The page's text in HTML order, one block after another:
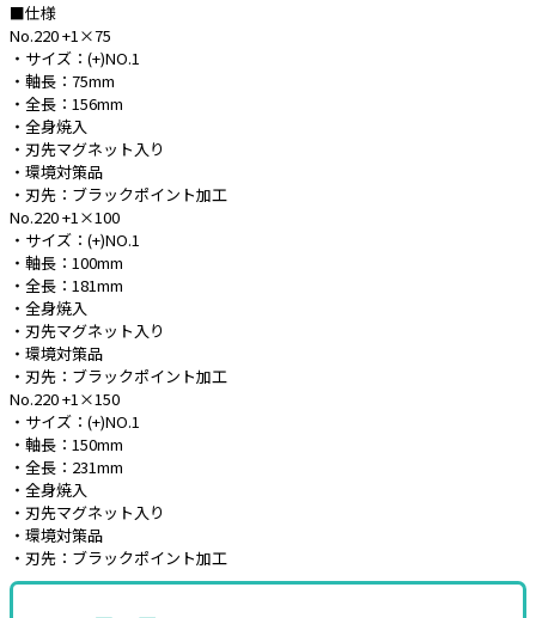
感染症関連
その他
e431オリジナル
暑さ対策
販売終了品
■仕様
No.220 +1×75
・サイズ：(+)NO.1
・軸長：75mm
・全長：156mm
・全身焼入
・刃先マグネット入り
・環境対策品
・刃先：ブラックポイント加工
No.220 +1×100
・サイズ：(+)NO.1
・軸長：100mm
・全長：181mm
・全身焼入
・刃先マグネット入り
・環境対策品
・刃先：ブラックポイント加工
No.220 +1×150
・サイズ：(+)NO.1
・軸長：150mm
・全長：231mm
・全身焼入
・刃先マグネット入り
・環境対策品
・刃先：ブラックポイント加工